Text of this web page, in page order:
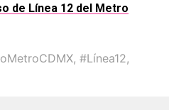
de Línea 12 del Metro
, #Línea12,